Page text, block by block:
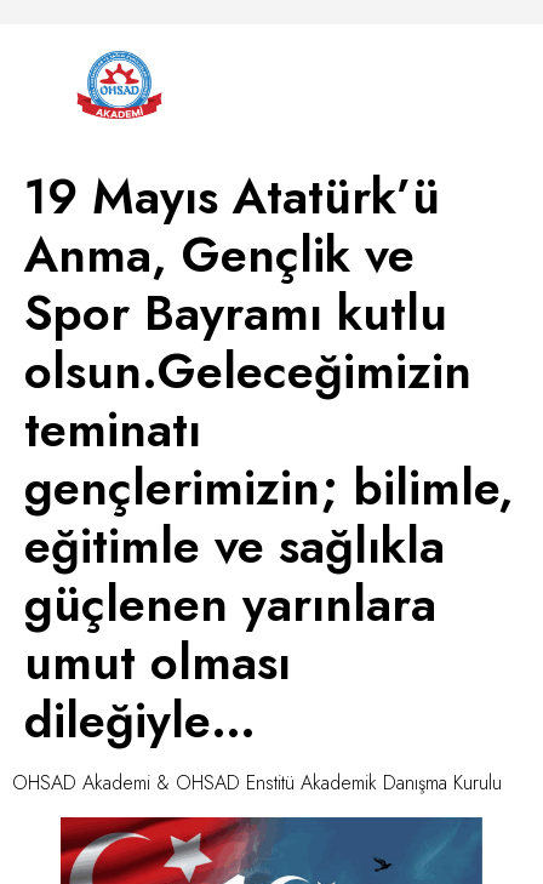
19 Mayıs Atatürk’ü
Anma, Gençlik ve
Spor Bayramı kutlu
olsun.Geleceğimizin
teminatı
gençlerimizin; bilimle,
eğitimle ve sağlıkla
güçlenen yarınlara
umut olması
dileğiyle…
OHSAD Akademi & OHSAD Enstitü Akademik Danışma Kurulu